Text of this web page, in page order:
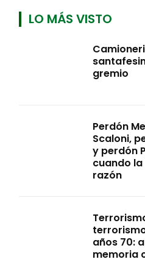
LO MÁS VISTO
gremio
Perdón
Scaloni,
y perdón
cuando
razón
años 70:
memoria